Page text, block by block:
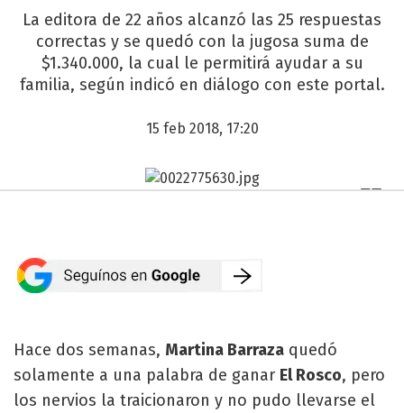
La editora de 22 años alcanzó las 25 respuestas
correctas y se quedó con la jugosa suma de
$1.340.000, la cual le permitirá ayudar a su
familia, según indicó en diálogo con este portal.
15 feb 2018, 17:20
Hace dos semanas, Martina Barraza quedó
solamente a una palabra de ganar El Rosco, pero
los nervios la traicionaron y no pudo llevarse el